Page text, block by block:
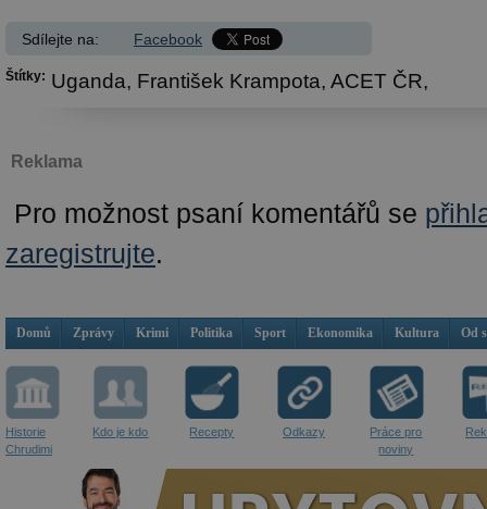
Sdílejte na: Facebook
Štítky: Uganda, František Krampota, ACET ČR,
Reklama
Pro možnost psaní komentářů se
zaregistrujte.
Domů Zprávy Krimi Politika Sport Ekonomika Kultura Od
Historie
Chrudimi
Kdo je kdo Recepty Odkazy
Práce pro
noviny